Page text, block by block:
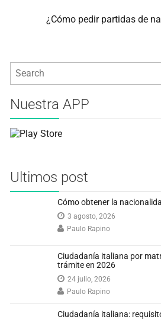
¿Cómo pedir partidas de
Nuestra APP
Ultimos post
Cómo obtener la
3 agosto, 2026
Paulo Rapino
Ciudadanía italiana por
trámite en 2026
24 julio, 2026
Paulo Rapino
Ciudadanía italiana: